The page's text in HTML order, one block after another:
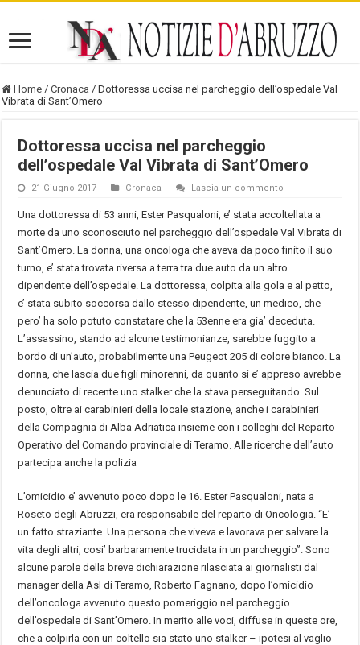
Home / Cronaca / Dottoressa uccisa nel parcheggio dell’ospedale Val
Vibrata di Sant’Omero
Dottoressa uccisa nel parcheggio
dell’ospedale Val Vibrata di Sant’Omero
21 Giugno 2017 Cronaca Lascia un commento
Una dottoressa di 53 anni, Ester Pasqualoni, e’ stata accoltellata a
morte da uno sconosciuto nel parcheggio dell’ospedale Val Vibrata di
Sant’Omero. La donna, una oncologa che aveva da poco finito il suo
turno, e’ stata trovata riversa a terra tra due auto da un altro
dipendente dell’ospedale. La dottoressa, colpita alla gola e al petto,
e’ stata subito soccorsa dallo stesso dipendente, un medico, che
pero’ ha solo potuto constatare che la 53enne era gia’ deceduta.
L’assassino, stando ad alcune testimonianze, sarebbe fuggito a
bordo di un’auto, probabilmente una Peugeot 205 di colore bianco. La
donna, che lascia due figli minorenni, da quanto si e’ appreso avrebbe
denunciato di recente uno stalker che la stava perseguitando. Sul
posto, oltre ai carabinieri della locale stazione, anche i carabinieri
della Compagnia di Alba Adriatica insieme con i colleghi del Reparto
Operativo del Comando provinciale di Teramo. Alle ricerche dell’auto
partecipa anche la polizia
L’omicidio e’ avvenuto poco dopo le 16. Ester Pasqualoni, nata a
Roseto degli Abruzzi, era responsabile del reparto di Oncologia. “E’
un fatto straziante. Una persona che viveva e lavorava per salvare la
vita degli altri, cosi’ barbaramente trucidata in un parcheggio”. Sono
alcune parole della breve dichiarazione rilasciata ai giornalisti dal
manager della Asl di Teramo, Roberto Fagnano, dopo l’omicidio
dell’oncologa avvenuto questo pomeriggio nel parcheggio
dell’ospedale di Sant’Omero. In merito alle voci, diffuse in queste ore,
che a colpirla con un coltello sia stato uno stalker – ipotesi al vaglio